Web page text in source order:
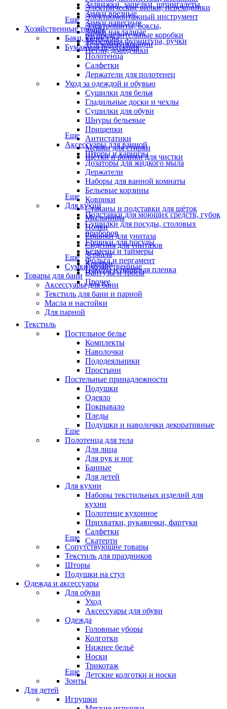
Электрические вилки, переходники
Электромонтажный инструмент
Электрощиты, боксы,
распределительные коробки
Телекоммуникации
Задвижки, защелки, шпингалеты
Замки врезные
Замки навесные
Замки накладные
Мебельная фурнитура, ручки
Петли, доводчики
Еще
Хозяйственные товары
Баки, канистры
Бумажная продукция
Полотенца
Салфетки
Держатели для полотенец
Уход за одеждой и обувью
Сушилки для белья
Гладильные доски и чехлы
Сушилки для обуви
Шнуры бельевые
Прищепки
Антистатики
Мешки для стирки
Щётки и ролики для чистки
Еще
Аксессуары для ванной
Шторы и карнизы
Дозаторы для жидкого мыла
Держатели
Наборы для ванной комнаты
Бельевые корзины
Коврики
Стаканы и подставки для щёток
Мыльницы
Полки
Ёршики для унитаза
Сидения для унитазов
Зеркала
Крючки
Вантузы и тросы
Прочее
Еще
Для кухни
Подставки для моющих средств, губок
Сушилки для посуды, столовых
приборов
Ёршики для посуды
Безмены и таймеры
Фольга и пергамент
Пакеты и пищевая пленка
Еще
Сумки хозяйственные
Товары для бани
Аксессуары для бани
Текстиль для бани и парной
Масла и настойки
Для парной
Текстиль
Постельное белье
Комплекты
Наволочки
Пододеяльники
Простыни
Постельные принадлежности
Подушки
Одеяло
Покрывало
Пледы
Подушки и наволочки декоративные
Еще
Полотенца для тела
Для лица
Для рук и ног
Банные
Для детей
Для кухни
Наборы текстильных изделий для
кухни
Полотенце кухонное
Прихватки, рукавички, фартуки
Салфетки
Скатерти
Еще
Сопутствующие товары
Текстиль для праздников
Шторы
Подушки на стул
Одежда и аксессуары
Для обуви
Уход
Аксессуары для обуви
Одежда
Головные уборы
Колготки
Нижнее бельё
Носки
Трикотаж
Детские колготки и носки
Еще
Зонты
Для детей
Игрушки